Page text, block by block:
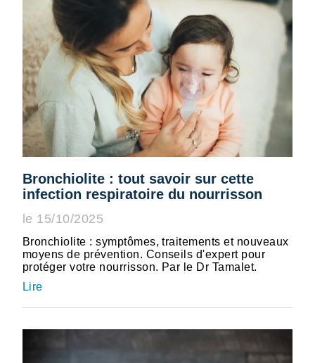
Bronchiolite : tout savoir sur cette
infection respiratoire du nourrisson
le 15/10/2025
Bronchiolite : symptômes, traitements et nouveaux
moyens de prévention. Conseils d'expert pour
protéger votre nourrisson. Par le Dr Tamalet.
Lire